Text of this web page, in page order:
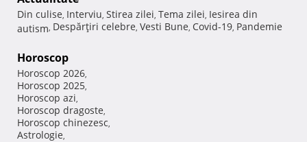
Din culise, Interviu, Stirea zilei, Tema zilei, Iesirea din
autism, Despărţiri celebre, Vesti Bune, Covid-19, Pandemie
Horoscop
Horoscop 2026,
Horoscop 2025,
Horoscop azi,
Horoscop dragoste,
Horoscop chinezesc,
Astrologie,